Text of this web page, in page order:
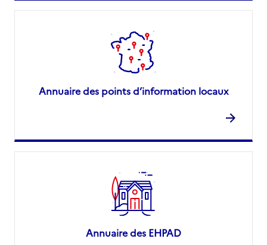
Annuaire des points d’information locaux
Annuaire des EHPAD